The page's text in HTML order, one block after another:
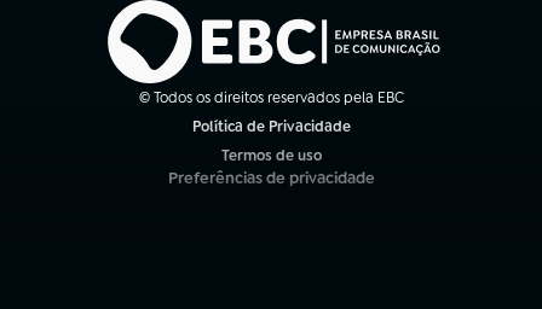
© Todos os direitos reservados pela EBC
Política de Privacidade
Termos de uso
(abre em nova aba)
Preferências de privacidade